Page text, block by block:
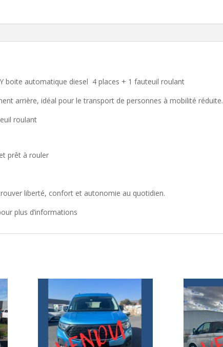
boite automatique diesel 4 places + 1 fauteuil roulant
arrière, idéal pour le transport de personnes à mobilité réduite.
roulant
prêt à rouler
liberté, confort et autonomie au quotidien.
plus d’informations